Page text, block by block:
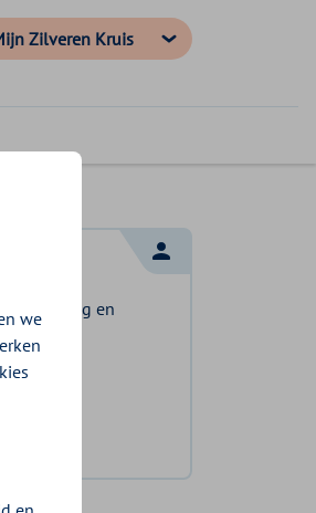
Zilveren Kruis
vergoeding en
we